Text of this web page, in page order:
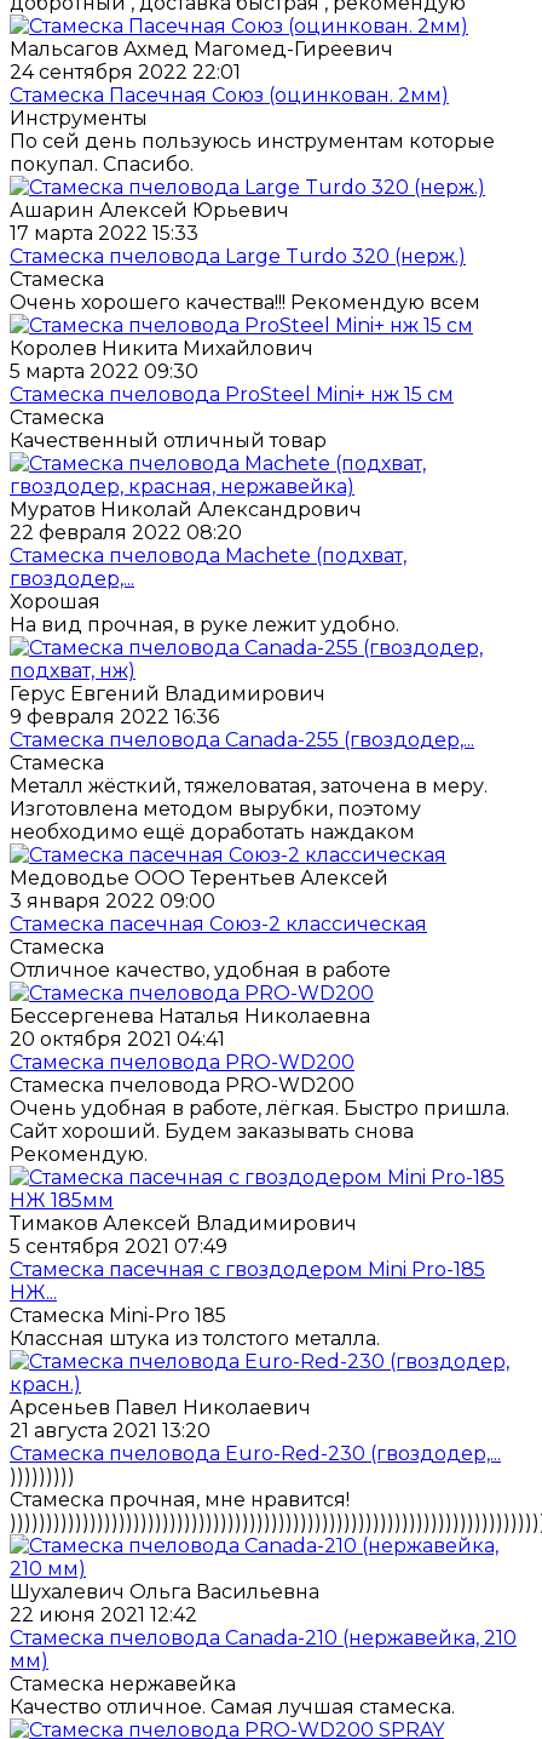
Мальсагов Ахмед Магомед-Гиреевич
24 сентября 2022 22:01
Стамеска Пасечная Союз (оцинкован. 2мм)
Инструменты
По сей день пользуюсь инструментам которые
покупал. Спасибо.
Ашарин Алексей Юрьевич
17 марта 2022 15:33
Стамеска пчеловода Large Turdo 320 (нерж.)
Стамеска
Очень хорошего качества!!! Рекомендую всем
Королев Никита Михайлович
5 марта 2022 09:30
Стамеска пчеловода ProSteel Mini+ нж 15 см
Стамеска
Качественный отличный товар
Муратов Николай Александрович
22 февраля 2022 08:20
Стамеска пчеловода Machete (подхват,
гвоздодер,...
Хорошая
На вид прочная, в руке лежит удобно.
Герус Евгений Владимирович
9 февраля 2022 16:36
Стамеска пчеловода Canada-255 (гвоздодер,...
Стамеска
Металл жёсткий, тяжеловатая, заточена в меру.
Изготовлена методом вырубки, поэтому
необходимо ещё доработать наждаком
Медоводье ООО Терентьев Алексей
3 января 2022 09:00
Стамеска пасечная Союз-2 классическая
Стамеска
Отличное качество, удобная в работе
Бессергенева Наталья Николаевна
20 октября 2021 04:41
Стамеска пчеловода PRO-WD200
Стамеска пчеловода PRO-WD200
Очень удобная в работе, лёгкая. Быстро пришла.
Сайт хороший. Будем заказывать снова
Рекомендую.
Тимаков Алексей Владимирович
5 сентября 2021 07:49
Стамеска пасечная с гвоздодером Mini Pro-185
НЖ...
Стамеска Mini-Pro 185
Классная штука из толстого металла.
Арсеньев Павел Николаевич
21 августа 2021 13:20
Стамеска пчеловода Euro-Red-230 (гвоздодер,...
)))))))))
Стамеска прочная, мне нравится!
Шухалевич Ольга Васильевна
22 июня 2021 12:42
Стамеска пчеловода Canada-210 (нержавейка, 210
мм)
Стамеска нержавейка
Качество отличное. Самая лучшая стамеска.